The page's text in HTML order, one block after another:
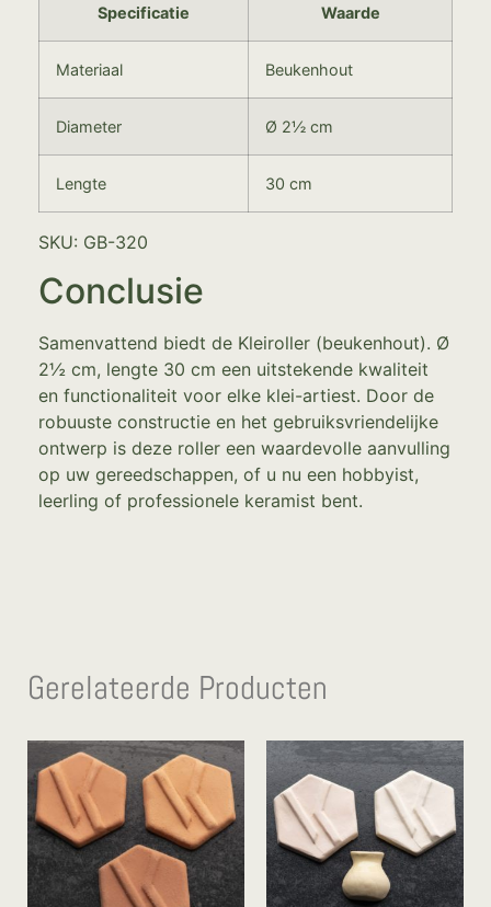
Specificatie Waarde
Materiaal Beukenhout
Diameter Ø 2½ cm
Lengte 30 cm
SKU: GB-320
Conclusie
Samenvattend biedt de Kleiroller (beukenhout). Ø
2½ cm, lengte 30 cm een uitstekende kwaliteit
en functionaliteit voor elke klei-artiest. Door de
robuuste constructie en het gebruiksvriendelijke
ontwerp is deze roller een waardevolle aanvulling
op uw gereedschappen, of u nu een hobbyist,
leerling of professionele keramist bent.
Gerelateerde Producten